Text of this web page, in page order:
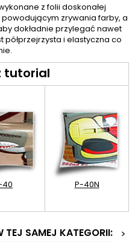
z folii doskonałej
zrywania farby, a
dokładnie przylegać nawet
półprzejrzysta i elastyczna co
tutorial
40 P-40N
TEJ SAMEJ KATEGORII:
>